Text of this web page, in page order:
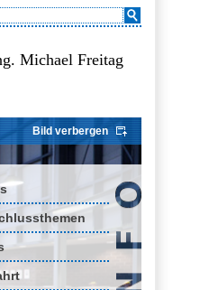
Michael Freitag
Bild verbergen